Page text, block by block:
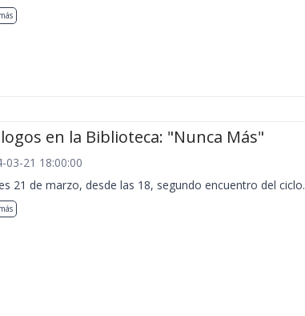
en la Biblioteca: "Nunca Más"
03-21 18:00:00
21 de marzo, desde las 18, segundo encuentro del ciclo.